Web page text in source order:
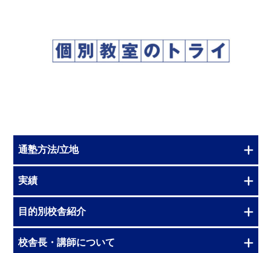
通塾方法/立地
実績
目的別校舎紹介
校舎長・講師について